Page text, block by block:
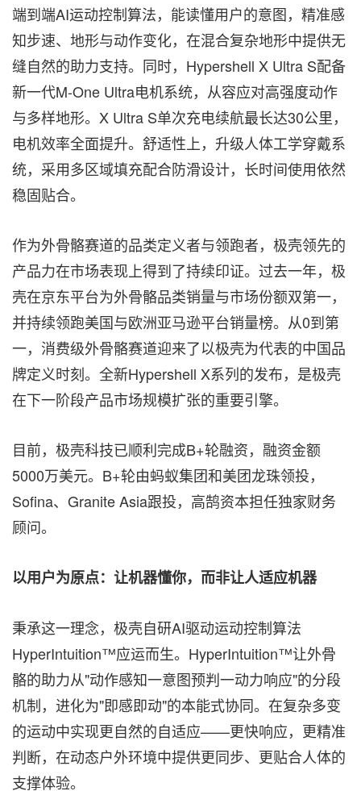
端到端AI运动控制算法，能读懂用户的意图，精准感
知步速、地形与动作变化，在混合复杂地形中提供无
缝自然的助力支持。同时，Hypershell X Ultra S配备
新一代M-One Ultra电机系统，从容应对高强度动作
与多样地形。X Ultra S单次充电续航最长达30公里，
电机效率全面提升。舒适性上，升级人体工学穿戴系
统，采用多区域填充配合防滑设计，长时间使用依然
稳固贴合。
作为外骨骼赛道的品类定义者与领跑者，极壳领先的
产品力在市场表现上得到了持续印证。过去一年，极
壳在京东平台为外骨骼品类销量与市场份额双第一，
并持续领跑美国与欧洲亚马逊平台销量榜。从0到第
一，消费级外骨骼赛道迎来了以极壳为代表的中国品
牌定义时刻。全新Hypershell X系列的发布，是极壳
在下一阶段产品市场规模扩张的重要引擎。
目前，极壳科技已顺利完成B+轮融资，融资金额
5000万美元。B+轮由蚂蚁集团和美团龙珠领投，
Sofina、Granite Asia跟投，高鹄资本担任独家财务
顾问。
以用户为原点：让机器懂你，而非让人适应机器
秉承这一理念，极壳自研AI驱动运动控制算法
HyperIntuition™应运而生。HyperIntuition™让外骨
骼的助力从"动作感知一意图预判一动力响应"的分段
机制，进化为"即感即动"的本能式协同。在复杂多变
的运动中实现更自然的自适应——更快响应，更精准
判断，在动态户外环境中提供更同步、更贴合人体的
支撑体验。